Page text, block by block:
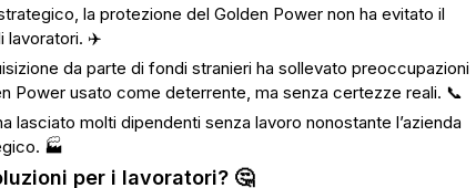
la protezione del Golden Power non ha evitato il
lavoratori. ✈️
da parte di fondi stranieri ha sollevato preoccupazioni
Power usato come deterrente, ma senza certezze reali. 📞
lasciato molti dipendenti senza lavoro nonostante l’azienda
🏭
per i lavoratori? 🤔